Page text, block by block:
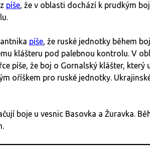
píše, že v oblasti dochází k prudkým
píše, že ruské jednotky během
klášteru pod palebnou kontrolu. V
píše, že boj o Gornalský klášter, který
oříškem pro ruské jednotky.
boje u vesnic Basovka a Žuravka.